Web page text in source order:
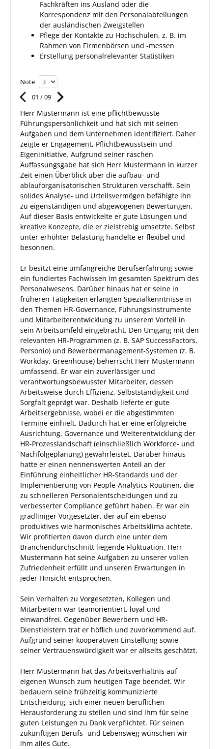
Fachkräften ins Ausland oder die
Korrespondenz mit den Personalabteilungen
der ausländischen Zweigstellen
Pflege der Kontakte zu Hochschulen, z. B. im
Rahmen von Firmenbörsen und -messen
Erstellung personalrelevanter Statistiken
Note
01 /09
Herr Mustermann ist eine pflichtbewusste
Führungspersönlichkeit und hat sich mit seinen
Aufgaben und dem Unternehmen identifiziert. Daher
zeigte er Engagement, Pflichtbewusstsein und
Eigeninitiative. Aufgrund seiner raschen
Auffassungsgabe hat sich Herr Mustermann in kurzer
Zeit einen Überblick über die aufbau- und
ablauforganisatorischen Strukturen verschafft. Sein
solides Analyse- und Urteilsvermögen befähigte ihn
zu eigenständigen und abgewogenen Bewertungen.
Auf dieser Basis entwickelte er gute Lösungen und
kreative Konzepte, die er zielstrebig umsetzte. Selbst
unter erhöhter Belastung handelte er flexibel und
besonnen.
Er besitzt eine umfangreiche Berufserfahrung sowie
ein fundiertes Fachwissen im gesamten Spektrum des
Personalwesens. Darüber hinaus hat er seine in
früheren Tätigkeiten erlangten Spezialkenntnisse in
den Themen HR-Governance, Führungsinstrumente
und Mitarbeiterentwicklung zu unserem Vorteil in
sein Arbeitsumfeld eingebracht. Den Umgang mit den
relevanten HR-Programmen (z. B. SAP SuccessFactors,
Personio) und Bewerbermanagement-Systemen (z. B.
Workday, Greenhouse) beherrscht Herr Mustermann
umfassend. Er war ein zuverlässiger und
verantwortungsbewusster Mitarbeiter, dessen
Arbeitsweise durch Effizienz, Selbstständigkeit und
Sorgfalt geprägt war. Deshalb lieferte er gute
Arbeitsergebnisse, wobei er die abgestimmten
Termine einhielt. Dadurch hat er eine erfolgreiche
Ausrichtung, Governance und Weiterentwicklung der
HR-Prozesslandschaft (einschließlich Workforce- und
Nachfolgeplanung) gewährleistet. Darüber hinaus
hatte er einen nennenswerten Anteil an der
Einführung einheitlicher HR-Standards und der
Implementierung von People-Analytics-Routinen, die
zu schnelleren Personalentscheidungen und zu
verbesserter Compliance geführt haben. Er war ein
gradliniger Vorgesetzter, der auf ein ebenso
produktives wie harmonisches Arbeitsklima achtete.
Wir profitierten davon durch eine unter dem
Branchendurchschnitt liegende Fluktuation. Herr
Mustermann hat seine Aufgaben zu unserer vollen
Zufriedenheit erfüllt und unseren Erwartungen in
jeder Hinsicht entsprochen.
Sein Verhalten zu Vorgesetzten, Kollegen und
Mitarbeitern war teamorientiert, loyal und
einwandfrei. Gegenüber Bewerbern und HR-
Dienstleistern trat er höflich und zuvorkommend auf.
Aufgrund seiner kooperativen Einstellung sowie
seiner Vertrauenswürdigkeit war er allseits geschätzt.
Herr Mustermann hat das Arbeitsverhältnis auf
eigenen Wunsch zum heutigen Tage beendet. Wir
bedauern seine frühzeitig kommunizierte
Entscheidung, sich einer neuen beruflichen
Herausforderung zu stellen und sind ihm für seine
guten Leistungen zu Dank verpflichtet. Für seinen
zukünftigen Berufs- und Lebensweg wünschen wir
ihm alles Gute.